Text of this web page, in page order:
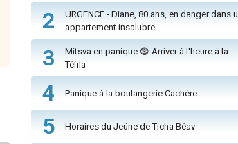
2
URGENCE - Diane, 80 ans, en danger dans
appartement insalubre
3
Mitsva en panique 😨 Arriver à l'heure à la
Téfila
4 Panique à la boulangerie Cachère
5 Horaires du Jeûne de Ticha Béav